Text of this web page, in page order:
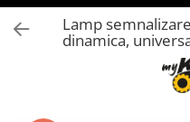
DAF
CF Euro 6
Lamp
dinamica,